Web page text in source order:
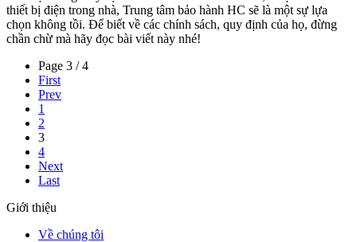
thiết bị điện trong nhà, Trung tâm bảo hành HC sẽ là một sự lựa
chọn không tồi. Để biết về các chính sách, quy định của họ, đừng
chần chừ mà hãy đọc bài viết này nhé!
Page 3 / 4
First
Prev
1
2
3
4
Next
Last
Giới thiệu
Về chúng tôi